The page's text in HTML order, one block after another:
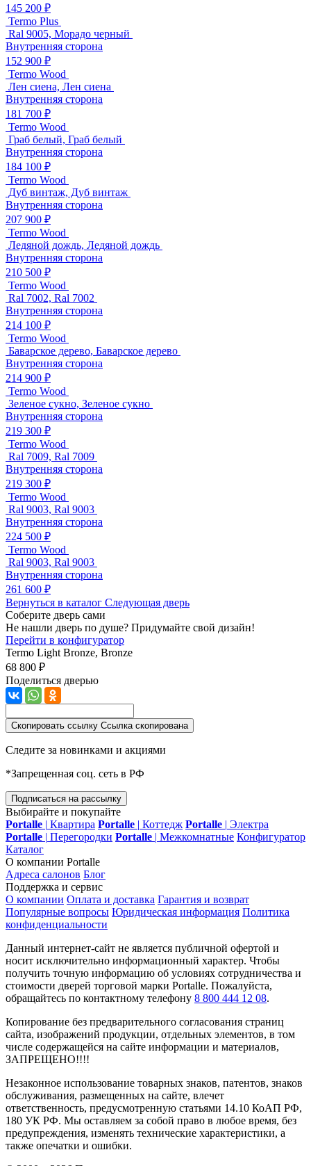
145 200 ₽
Termo Plus
Ral 9005, Морадо черный
Внутренняя сторона
152 900 ₽
Termo Wood
Лен сиена, Лен сиена
Внутренняя сторона
181 700 ₽
Termo Wood
Граб белый, Граб белый
Внутренняя сторона
184 100 ₽
Termo Wood
Дуб винтаж, Дуб винтаж
Внутренняя сторона
207 900 ₽
Termo Wood
Ледяной дождь, Ледяной дождь
Внутренняя сторона
210 500 ₽
Termo Wood
Ral 7002, Ral 7002
Внутренняя сторона
214 100 ₽
Termo Wood
Баварское дерево, Баварское дерево
Внутренняя сторона
214 900 ₽
Termo Wood
Зеленое сукно, Зеленое сукно
Внутренняя сторона
219 300 ₽
Termo Wood
Ral 7009, Ral 7009
Внутренняя сторона
219 300 ₽
Termo Wood
Ral 9003, Ral 9003
Внутренняя сторона
224 500 ₽
Termo Wood
Ral 9003, Ral 9003
Внутренняя сторона
261 600 ₽
Вернуться в каталог Следующая дверь
Соберите дверь сами
Не нашли дверь по душе? Придумайте свой дизайн!
Перейти в конфигуратор
Termo Light Bronze, Bronze
68 800 ₽
Поделиться дверью
Скопировать ссылку Ссылка скопирована
Следите за новинками и акциями
*Запрещенная соц. сеть в РФ
Подписаться на рассылку
Выбирайте и покупайте
Portalle | Квартира Portalle | Коттедж Portalle | Электра
Portalle | Перегородки Portalle | Межкомнатные Конфигуратор
Каталог
О компании Portalle
Адреса салонов Блог
Поддержка и сервис
О компании Оплата и доставка Гарантия и возврат
Популярные вопросы Юридическая информация Политика
конфиденциальности
Данный интернет-сайт не является публичной офертой и
носит исключительно информационный характер. Чтобы
получить точную информацию об условиях сотрудничества и
стоимости дверей торговой марки Portalle. Пожалуйста,
обращайтесь по контактному телефону 8 800 444 12 08.
Копирование без предварительного согласования страниц
сайта, изображений продукции, отдельных элементов, в том
числе содержащейся на сайте информации и материалов,
ЗАПРЕЩЕНО!!!!
Незаконное использование товарных знаков, патентов, знаков
обслуживания, размещенных на сайте, влечет
ответственность, предусмотренную статьями 14.10 КоАП РФ,
180 УК РФ. Мы оставляем за собой право в любое время, без
предупреждения, изменять технические характеристики, а
также опечатки и ошибки.